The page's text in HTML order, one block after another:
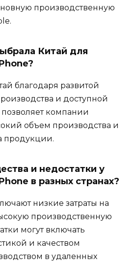
производственную
Китай для
благодаря развитой
и доступной
компании
объем производства и
продукции.
и недостатки у
в разных странах?
низкие затраты на
производственную
могут включать
и качеством
в удаленных